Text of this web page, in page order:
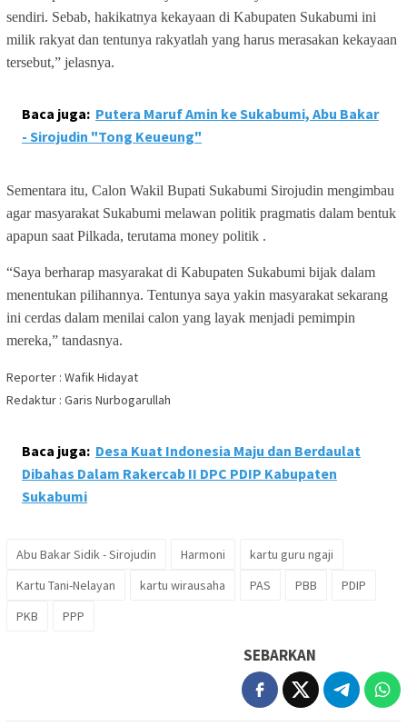
sendiri. Sebab, hakikatnya kekayaan di Kabupaten Sukabumi ini
milik rakyat dan tentunya rakyatlah yang harus merasakan kekayaan
tersebut,” jelasnya.
Baca juga: Putera Maruf Amin ke Sukabumi, Abu Bakar
- Sirojudin "Tong Keueung"
Sementara itu, Calon Wakil Bupati Sukabumi Sirojudin mengimbau
agar masyarakat Sukabumi melawan politik pragmatis dalam bentuk
apapun saat Pilkada, terutama money politik .
“Saya berharap masyarakat di Kabupaten Sukabumi bijak dalam
menentukan pilihannya. Tentunya saya yakin masyarakat sekarang
ini cerdas dalam menilai calon yang layak menjadi pemimpin
mereka,” tandasnya.
Reporter : Wafik Hidayat
Redaktur : Garis Nurbogarullah
Baca juga: Desa Kuat Indonesia Maju dan Berdaulat
Dibahas Dalam Rakercab II DPC PDIP Kabupaten
Sukabumi
Abu Bakar Sidik - Sirojudin Harmoni
kartu guru ngaji
Kartu Tani-Nelayan
kartu wirausaha PAS PBB
PDIP
PKB
PPP
SEBARKAN